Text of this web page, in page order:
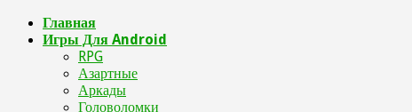
Главная
Игры Для Android
RPG
Азартные
Аркады
Головоломки